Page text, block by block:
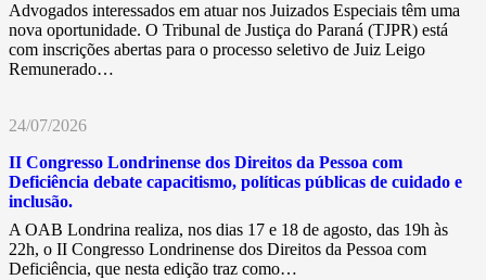
Advogados interessados em atuar nos Juizados Especiais têm uma
nova oportunidade. O Tribunal de Justiça do Paraná (TJPR) está
com inscrições abertas para o processo seletivo de Juiz Leigo
Remunerado…
24/07/2026
II Congresso Londrinense dos Direitos da Pessoa com
Deficiência debate capacitismo, políticas públicas de cuidado e
inclusão.
A OAB Londrina realiza, nos dias 17 e 18 de agosto, das 19h às
22h, o II Congresso Londrinense dos Direitos da Pessoa com
Deficiência, que nesta edição traz como…